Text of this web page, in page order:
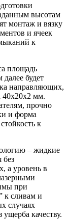
высотам
монтаж и вязку
и ячеек
к
площадь
будет
направляющих,
40х20х2 мм.
прочно
и форма
к
– жидкие
без
а уровень в
при
к сливам и
случаях
ущерба качеству.